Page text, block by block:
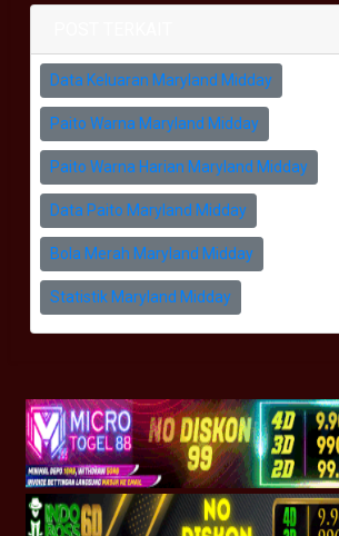
Data Keluaran Maryland Midday
Paito Warna Maryland Midday
Paito Warna Harian Maryland Midday
Data Paito Maryland Midday
Bola Merah Maryland Midday
Statistik Maryland Midday